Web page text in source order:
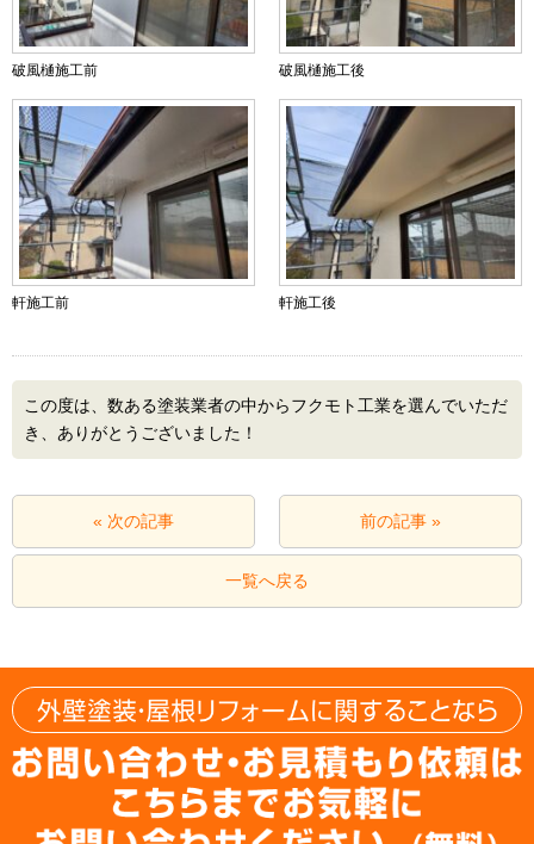
破風樋施工前 破風樋施工後
軒施工前 軒施工後
この度は、数ある塗装業者の中からフクモト工業を選んでいただ
き、ありがとうございました！
« 次の記事 前の記事 »
一覧へ戻る